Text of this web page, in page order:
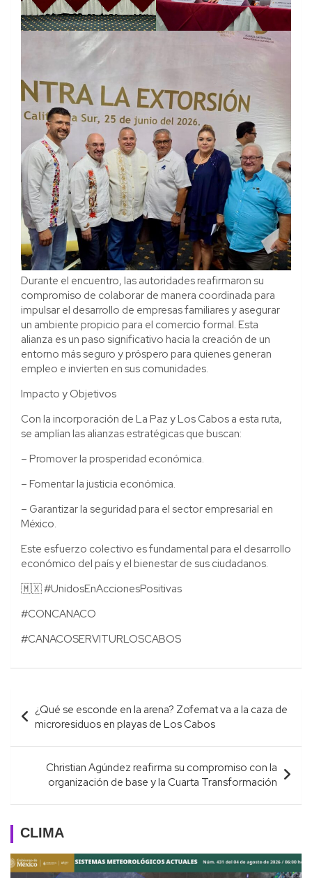
Durante el encuentro, las autoridades reafirmaron su
compromiso de colaborar de manera coordinada para
impulsar el desarrollo de empresas familiares y asegurar
un ambiente propicio para el comercio formal. Esta
alianza es un paso significativo hacia la creación de un
entorno más seguro y próspero para quienes generan
empleo e invierten en sus comunidades.
Impacto y Objetivos
Con la incorporación de La Paz y Los Cabos a esta ruta,
se amplían las alianzas estratégicas que buscan:
– Promover la prosperidad económica.
– Fomentar la justicia económica.
– Garantizar la seguridad para el sector empresarial en
México.
Este esfuerzo colectivo es fundamental para el desarrollo
económico del país y el bienestar de sus ciudadanos.
🇲🇽 #UnidosEnAccionesPositivas
#CONCANACO
#CANACOSERVITURLOSCABOS
Navegación
de
entradas
¿Qué se esconde en la arena? Zofemat va a la caza de
microresiduos en playas de Los Cabos
Christian Agúndez reafirma su compromiso con la
organización de base y la Cuarta Transformación
CLIMA